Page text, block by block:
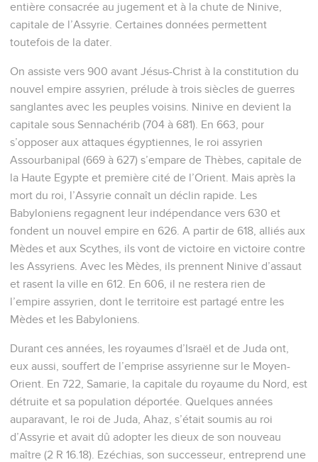
entière consacrée au jugement et à la chute de Ninive,
capitale de l’Assyrie. Certaines données permettent
toutefois de la dater.
On assiste vers 900 avant Jésus-Christ à la constitution du
nouvel empire assyrien, prélude à trois siècles de guerres
sanglantes avec les peuples voisins. Ninive en devient la
capitale sous Sennachérib (704 à 681). En 663, pour
s’opposer aux attaques égyptiennes, le roi assyrien
Assourbanipal (669 à 627) s’empare de Thèbes, capitale de
la Haute Egypte et première cité de l’Orient. Mais après la
mort du roi, l’Assyrie connaît un déclin rapide. Les
Babyloniens regagnent leur indépendance vers 630 et
fondent un nouvel empire en 626. A partir de 618, alliés aux
Mèdes et aux Scythes, ils vont de victoire en victoire contre
les Assyriens. Avec les Mèdes, ils prennent Ninive d’assaut
et rasent la ville en 612. En 606, il ne restera rien de
l’empire assyrien, dont le territoire est partagé entre les
Mèdes et les Babyloniens.
Durant ces années, les royaumes d’Israël et de Juda ont,
eux aussi, souffert de l’emprise assyrienne sur le Moyen-
Orient. En 722, Samarie, la capitale du royaume du Nord, est
détruite et sa population déportée. Quelques années
auparavant, le roi de Juda, Ahaz, s’était soumis au roi
d’Assyrie et avait dû adopter les dieux de son nouveau
maître (2 R 16.18). Ezéchias, son successeur, entreprend une